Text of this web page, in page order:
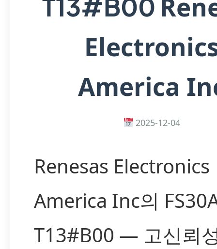
T13#B00
America
2025-12-04
Renesas Electronics
America Inc의
T13#B00 — 고신뢰